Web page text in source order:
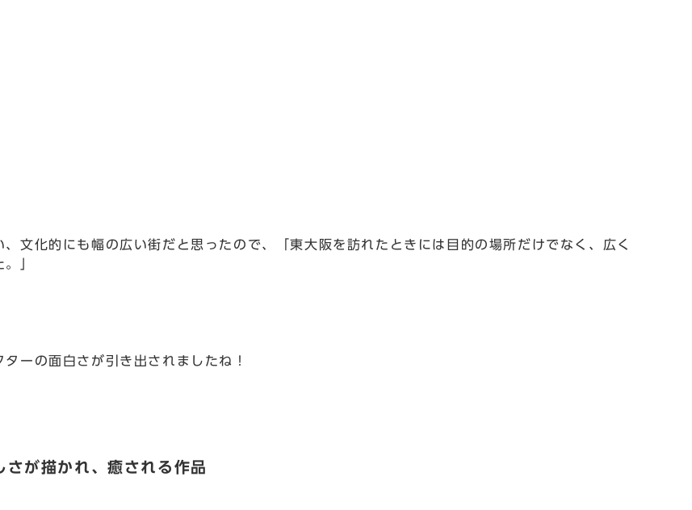
文化的にも幅の広い街だと思ったので、「東大阪を訪れたときには目的の場所だけでなく、広く
」
ーの面白さが引き出されましたね！
が描かれ、癒される作品